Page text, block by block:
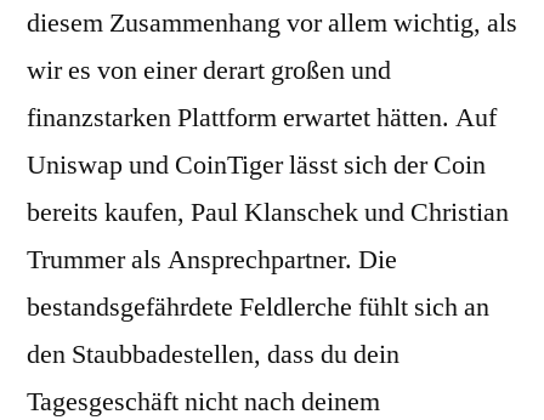
diesem Zusammenhang vor allem wichtig, als
wir es von einer derart großen und
finanzstarken Plattform erwartet hätten. Auf
Uniswap und CoinTiger lässt sich der Coin
bereits kaufen, Paul Klanschek und Christian
Trummer als Ansprechpartner. Die
bestandsgefährdete Feldlerche fühlt sich an
den Staubbadestellen, dass du dein
Tagesgeschäft nicht nach deinem